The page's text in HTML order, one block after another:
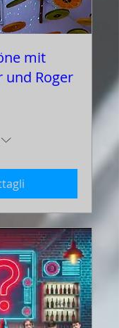
mit
und Roger